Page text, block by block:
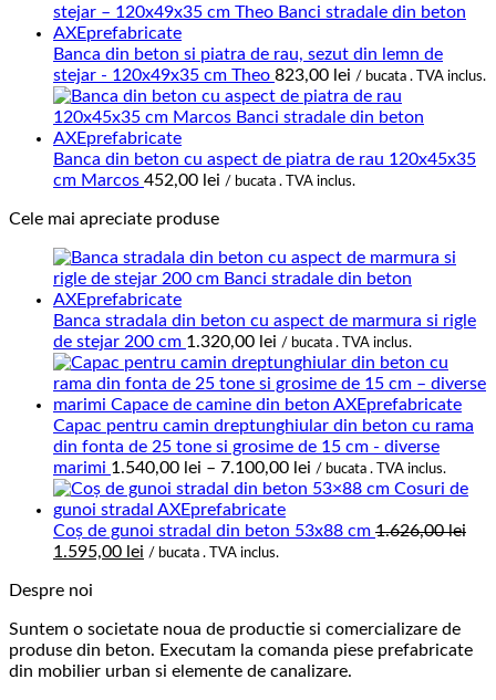
Banca din beton si piatra de rau, sezut din lemn de
stejar - 120x49x35 cm Theo 823,00 lei / bucata . TVA inclus.
Banca din beton cu aspect de piatra de rau 120x45x35
cm Marcos 452,00 lei / bucata . TVA inclus.
Cele mai apreciate produse
Banca stradala din beton cu aspect de marmura si rigle
de stejar 200 cm 1.320,00 lei / bucata . TVA inclus.
Capac pentru camin dreptunghiular din beton cu rama
din fonta de 25 tone si grosime de 15 cm - diverse
marimi 1.540,00 lei – 7.100,00 lei Interval
de
1.540,00 lei
/ bucata . TVA inclus.
Coș de gunoi stradal din beton 53x88 cm 1.626,00lei
Prețul
a
1.626,00 lei.
1.595,00 lei Prețul
/ bucata . TVA inclus.
Despre noi
Suntem o societate noua de productie si comercializare de
produse din beton. Executam la comanda piese prefabricate
din mobilier urban si elemente de canalizare.